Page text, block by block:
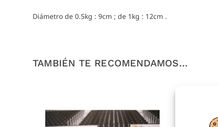
Diámetro de 0.5kg : 9cm ; de 1kg : 12cm .
TAMBIÉN TE RECOMENDAMOS…